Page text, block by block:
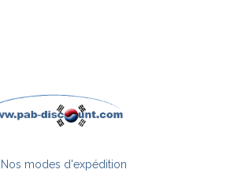
Nos modes d'expédition